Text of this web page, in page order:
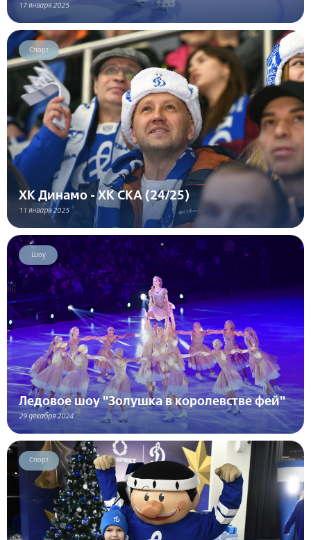
17 января 2025
Спорт
ХК Динамо - ХК СКА (24/25)
11 января 2025
Шоу
Ледовое шоу "Золушка в королевстве фей"
29 декабря 2024
Спорт